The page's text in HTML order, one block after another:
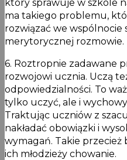
który sprawuje w szkole
ma takiego problemu,
rozwiązać we wspólnocie
merytorycznej rozmowie.
6. Roztropnie zadawane
rozwojowi ucznia. Uczą
odpowiedzialności. To
tylko uczyć, ale i
Traktując uczniów z
nakładać obowiązki i
wymagań. Takie przecież
ich młodzieży chowanie.